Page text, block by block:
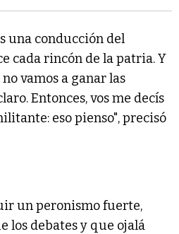
una conducción del
cada rincón de la patria. Y
vamos a ganar las
Entonces, vos me decís
eso pienso", precisó
un peronismo fuerte,
los debates y que ojalá